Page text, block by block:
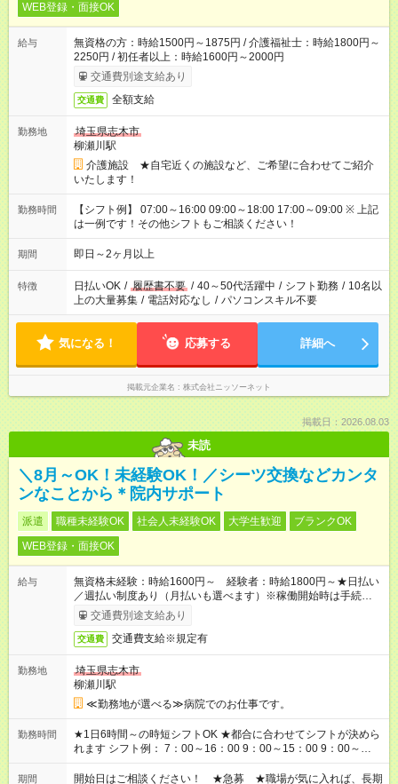
WEB登録・面接OK
給与
無資格の方：時給1500円～1875円 / 介護福祉士：時給1800円～
2250円 / 初任者以上：時給1600円～2000円
交通費別途支給あり
交通費 全額支給
勤務地
埼玉県志木市
柳瀬川駅
介護施設 ★自宅近くの施設など、ご希望に合わせてご紹介
いたします！
勤務時間
【シフト例】 07:00～16:00 09:00～18:00 17:00～09:00 ※ 上記
は一例です！その他シフトもご相談ください！
期間 即日～2ヶ月以上
特徴 日払いOK / 履歴書不要 / 40～50代活躍中 / シフト勤務 / 10名以
上の大量募集 / 電話対応なし / パソコンスキル不要
気になる！ 応募する 詳細へ
掲載元企業名 株式会社ニッソーネット
掲載日：2026.08.03
未読
＼8月～OK！未経験OK！／シーツ交換などカンタ
ンなことから＊院内サポート
派遣 職種未経験OK 社会人未経験OK 大学生歓迎
ブランクOK
WEB登録・面接OK
給与
無資格未経験：時給1600円～ 経験者：時給1800円～★日払い
／週払い制度あり（月払いも選べます）※稼働開始時は手続き完
了次第のお支払いとなります。
交通費別途支給あり
交通費 交通費支給※規定有
勤務地
埼玉県志木市
柳瀬川駅
≪勤務地が選べる≫病院でのお仕事です。
勤務時間
★1日6時間～の時短シフトOK ★都合に合わせてシフトが決めら
れます シフト例： 7：00～16：00 9：00～15：00 9：00～
18：00 11：00～20：00 など ※Wワークの場合、他のお仕事と
合わせ週40時間超の就業はご案内できません ※法令に基づき、
期間
開始日はご相談ください！ ★急募 ★職場が気に入れば、長期